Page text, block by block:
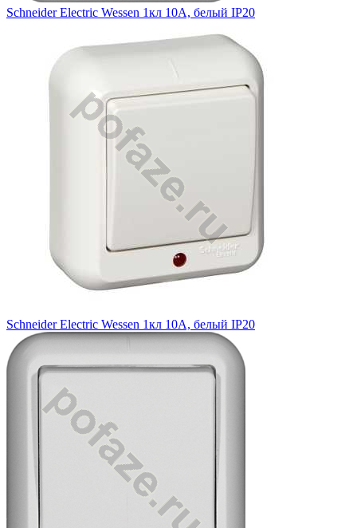
Schneider Electric Wessen 1кл 10А, белый IP20
Schneider Electric Wessen 1кл 10А, белый IP20